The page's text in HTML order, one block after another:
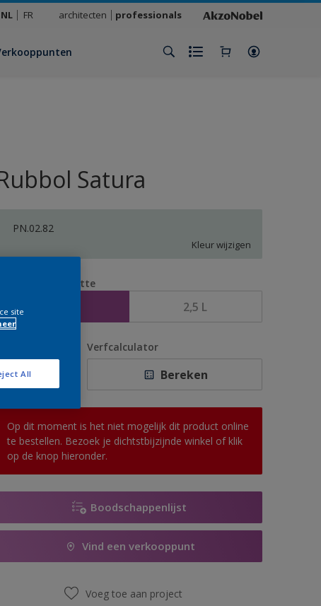
NL FR architecten professionals
Satura
PN.02.82
Kleur wijzigen
Verpakkingsgrootte
2,5 L
Verfcalculator
Bereken
Op dit moment is het niet mogelijk dit product online
te bestellen. Bezoek je dichtstbijzijnde winkel of klik
op de knop hieronder.
Boodschappenlijst
Vind een verkooppunt
Voeg toe aan project
site
All